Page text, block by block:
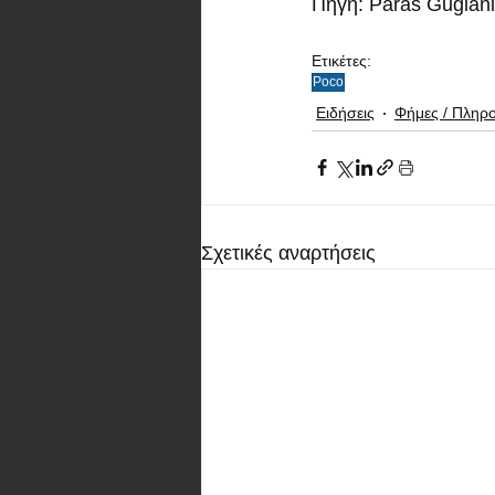
Ετικέτες:
Poco
Ειδήσεις Φήμες /
Σχετικές αναρτήσεις